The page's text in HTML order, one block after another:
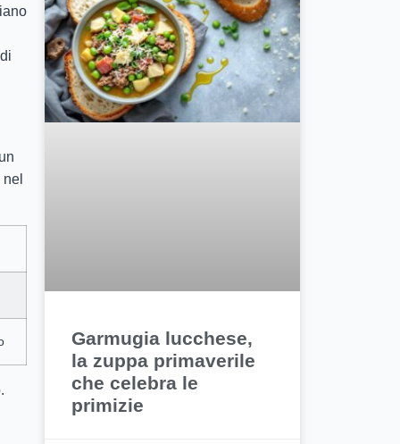
Garmugia lucchese,
la zuppa primaverile
che celebra le
primizie